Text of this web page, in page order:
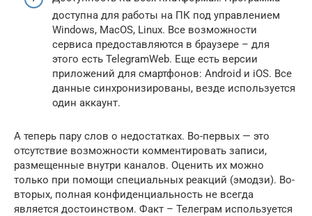
доступна для работы на ПК под управлением
Windows, MacOS, Linux. Все возможности
сервиса предоставляются в браузере – для
этого есть TelegramWeb. Еще есть версии
приложений для смартфонов: Android и iOS. Все
данные синхронизированы, везде используется
один аккаунт.
А теперь пару слов о недостатках. Во-первых — это
отсутствие возможности комментировать записи,
размещенные внутри каналов. Оценить их можно
только при помощи специальных реакций (эмодзи). Во-
вторых, полная конфиденциальность не всегда
является достоинством. Факт – Телеграм используется